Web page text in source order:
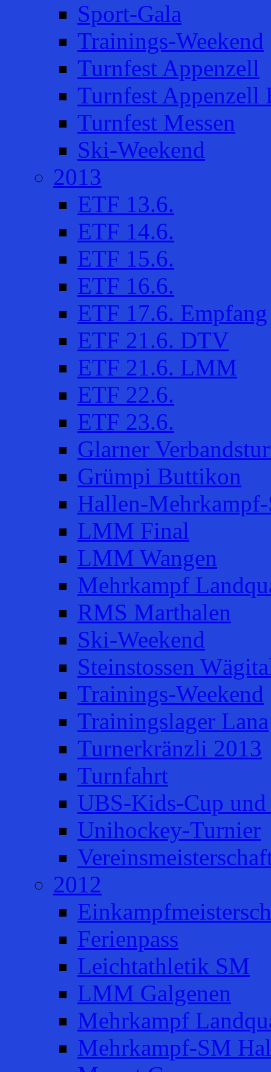
Sport-Gala
Trainings-Weekend
Turnfest Appenzell
Turnfest Appenzell
Turnfest Messen
Ski-Weekend
2013
ETF 13.6.
ETF 14.6.
ETF 15.6.
ETF 16.6.
ETF 17.6. Empfang
ETF 21.6. DTV
ETF 21.6. LMM
ETF 22.6.
ETF 23.6.
Glarner
Grümpi Buttikon
Hallen-
LMM Final
LMM Wangen
Mehrkampf
RMS Marthalen
Ski-Weekend
Steinstossen
Trainings-Weekend
Trainingslager Lana
Turnerkränzli 2013
Turnfahrt
UBS-Kids-Cup und
Unihockey-Turnier
2012
Ferienpass
Leichtathletik SM
LMM Galgenen
Mehrkampf
Mehrkampf-SM